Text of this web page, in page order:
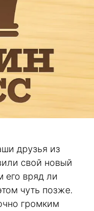
друзья из
свой новый
его вряд ли
чуть позже.
громким